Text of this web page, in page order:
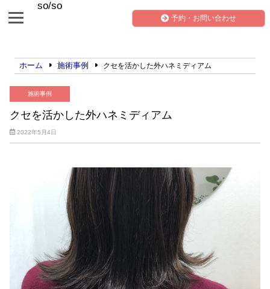
so/so
予約・お問い合わせ
ホーム 施術事例 クセを活かした外ハネミディアム
施術事例
クセを活かした外ハネミディアム
2022年5月4日